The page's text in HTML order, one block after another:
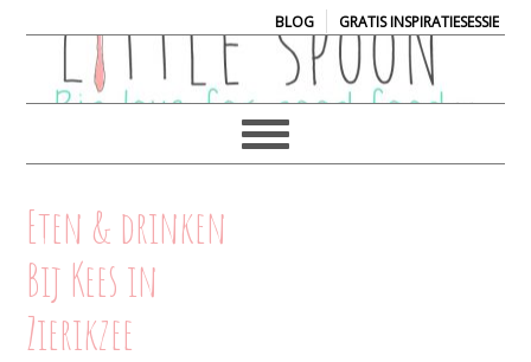
BLOG| GRATIS INSPIRATIESESSIE
Eten & drinken
Bij Kees in
Zierikzee